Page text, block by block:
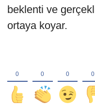
beklenti ve
ortaya koyar.